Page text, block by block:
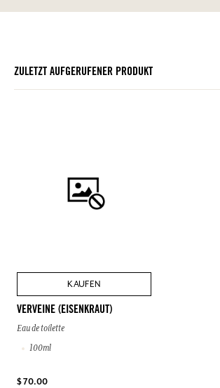
ZULETZT AUFGERUFENER PRODUKT
KAUFEN
VERVEINE (EISENKRAUT)
Eau de toilette
100ml
$ 70.00